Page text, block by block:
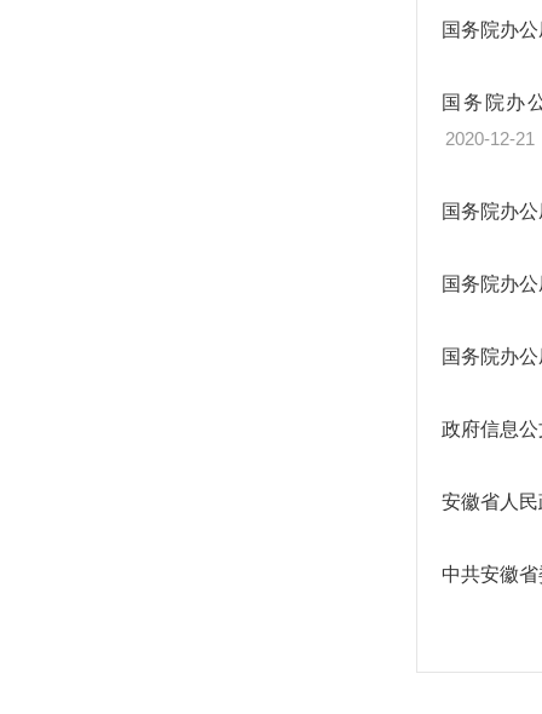
国务院办
国务院办
2020-12-21
国务院办
国务院办
国务院办
政府信息
安徽省人
中共安徽